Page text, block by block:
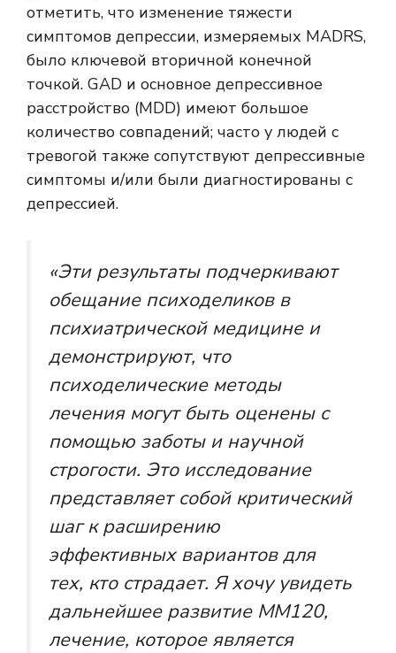
отметить, что изменение тяжести
симптомов депрессии, измеряемых MADRS,
было ключевой вторичной конечной
точкой. GAD и основное депрессивное
расстройство (MDD) имеют большое
количество совпадений; часто у людей с
тревогой также сопутствуют депрессивные
симптомы и/или были диагностированы с
депрессией.
«Эти результаты подчеркивают
обещание психоделиков в
психиатрической медицине и
демонстрируют, что
психоделические методы
лечения могут быть оценены с
помощью заботы и научной
строгости. Это исследование
представляет собой критический
шаг к расширению
эффективных вариантов для
тех, кто страдает. Я хочу увидеть
дальнейшее развитие MM120,
лечение, которое является